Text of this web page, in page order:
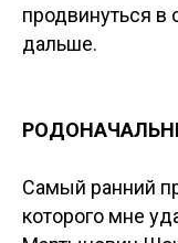
продвинуться в
дальше.
Самый ранний
которого мне